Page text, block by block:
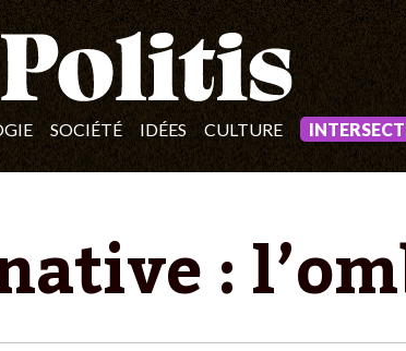
SOCIÉTÉ IDÉES CULTURE
: